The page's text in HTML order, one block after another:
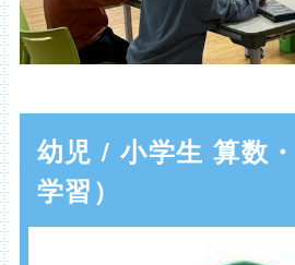
幼児 / 小学生 算数
学習）